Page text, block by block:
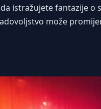
istražujete fantazije o
može